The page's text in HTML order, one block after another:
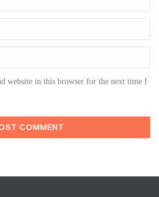
website in this browser for the next time I